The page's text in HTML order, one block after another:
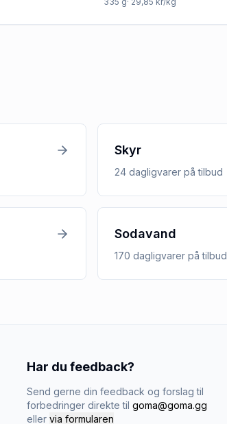
Skyr
24 dagligvarerpå tilbud
Sodavand
170 dagligvarerpå tilbud
Har du feedback?
Send gerne din feedback og forslag til
forbedringer direkte til goma@goma.gg
eller via formularen